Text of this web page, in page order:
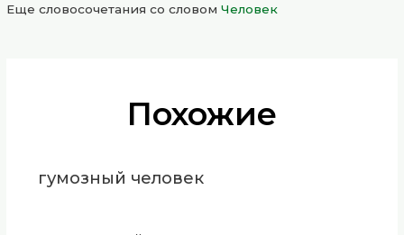
Еще словосочетания со словомЧеловек
Похожие
гумозный человек